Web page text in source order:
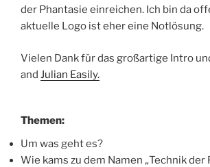
der Phantasie einreichen. Ich bin da
aktuelle Logo ist eher eine Notlösung.
Vielen Dank für das großartige Intro
and Julian Easily.
Themen:
Um was geht es?
Wie kams zu dem Namen „Technik der